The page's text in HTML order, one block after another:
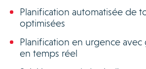
Planification automatisée de
optimisées
Planification en urgence avec
en temps réel